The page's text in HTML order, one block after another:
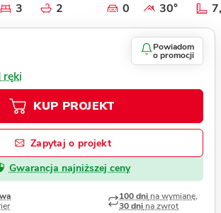
3 2 0 30°
Powiadom
o promocji
ręki
KUP PROJEKT
Zapytaj o projekt
Gwarancja najniższej ceny
100 dni na wymianę,
30 dni na zwrot